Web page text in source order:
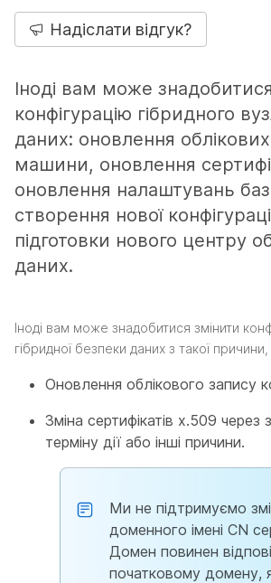
Надіслати відгук?
Іноді вам може
конфігурацію гібридного
даних: оновлення облікових
машини, оновлення
оновлення налаштувань
створення нової
підготовки нового центру
даних.
Іноді вам може знадобитися змінити
гібридної безпеки даних з такої причини,
Оновлення облікового запису
Зміна сертифікатів x.509 через
терміну дії або інші причини.
Ми не підтримуємо
доменного імені CN
Домен повинен
початковому домену,